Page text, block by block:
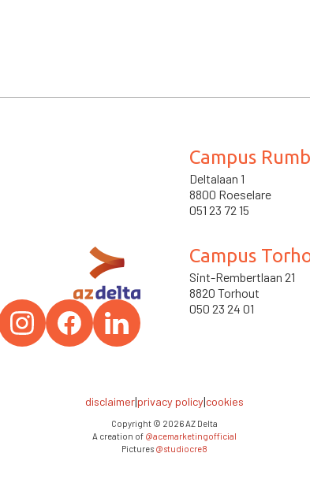
Campus
Deltalaan 1
8800 Roeselare
051 23 72 15
Campus
Sint-Rembertlaan 21
8820 Torhout
050 23 24 01
disclaimer|privacy policy|cookies
Copyright © 2026AZ Delta
A creation of @acemarketingofficial
Pictures@studiocre8